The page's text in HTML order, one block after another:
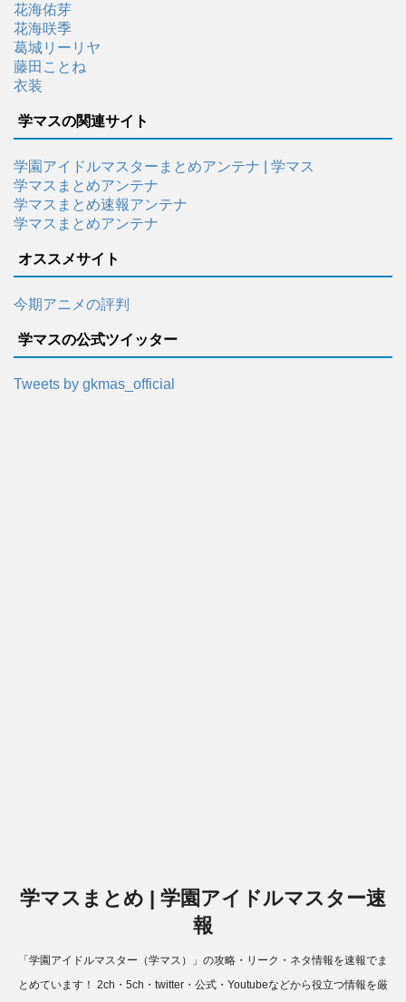
花海佑芽
花海咲季
葛城リーリヤ
藤田ことね
衣装
学マスの関連サイト
学園アイドルマスターまとめアンテナ | 学マス
学マスまとめアンテナ
学マスまとめ速報アンテナ
学マスまとめアンテナ
オススメサイト
今期アニメの評判
学マスの公式ツイッター
Tweets by gkmas_official
学マスまとめ | 学園アイドルマスター速
報
「学園アイドルマスター（学マス）」の攻略・リーク・ネタ情報を速報でま
とめています！ 2ch・5ch・twitter・公式・Youtubeなどから役立つ情報を厳